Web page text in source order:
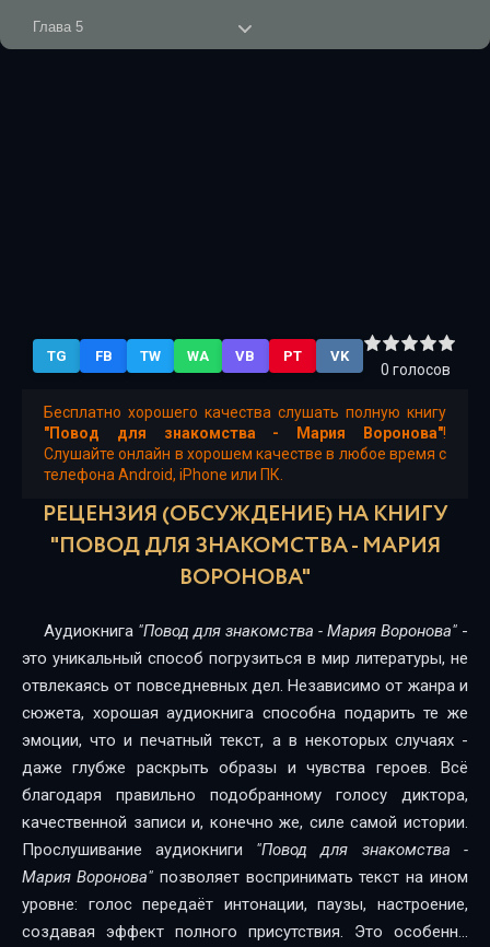
Глава 5
TG FB TW WA VB PT VK
0 голосов
Бесплатно хорошего качества слушать полную книгу
"Повод для знакомства - Мария Воронова"!
Слушайте онлайн в хорошем качестве в любое время с
телефона Android, iPhone или ПК.
РЕЦЕНЗИЯ (ОБСУЖДЕНИЕ) НА КНИГУ
"ПОВОД ДЛЯ ЗНАКОМСТВА - МАРИЯ
ВОРОНОВА"
Аудиокнига "Повод для знакомства - Мария Воронова"-
это уникальный способ погрузиться в мир литературы, не
отвлекаясь от повседневных дел. Независимо от жанра и
сюжета, хорошая аудиокнига способна подарить те же
эмоции, что и печатный текст, а в некоторых случаях -
даже глубже раскрыть образы и чувства героев. Всё
благодаря правильно подобранному голосу диктора,
качественной записи и, конечно же, силе самой истории.
Прослушивание аудиокниги "Повод для знакомства -
Мария Воронова" позволяет воспринимать текст на ином
уровне: голос передаёт интонации, паузы, настроение,
создавая эффект полного присутствия. Это особенно